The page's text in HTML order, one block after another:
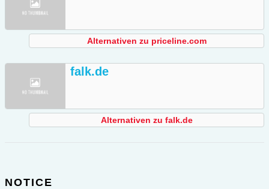
Alternativen zu priceline.com
falk.de
Alternativen zu falk.de
NOTICE